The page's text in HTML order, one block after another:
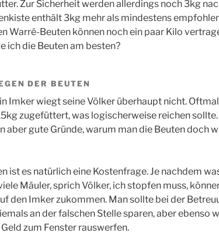
Zur Sicherheit werden allerdings noch 3kg
enthält 3kg mehr als mindestens
Warré-Beuten können noch ein paar Kilo
ich die Beuten am besten?
DER BEUTEN
Imker wiegt seine Völker überhaupt nicht.
zugefüttert, was logischerweise reichen sollte.
aber gute Gründe, warum man die Beuten doch
ist es natürlich eine Kostenfrage. Je nachdem
Mäuler, sprich Völker, ich stopfen muss,
den Imker zukommen. Man sollte bei der
an der falschen Stelle sparen, aber ebenso
zum Fenster rauswerfen.